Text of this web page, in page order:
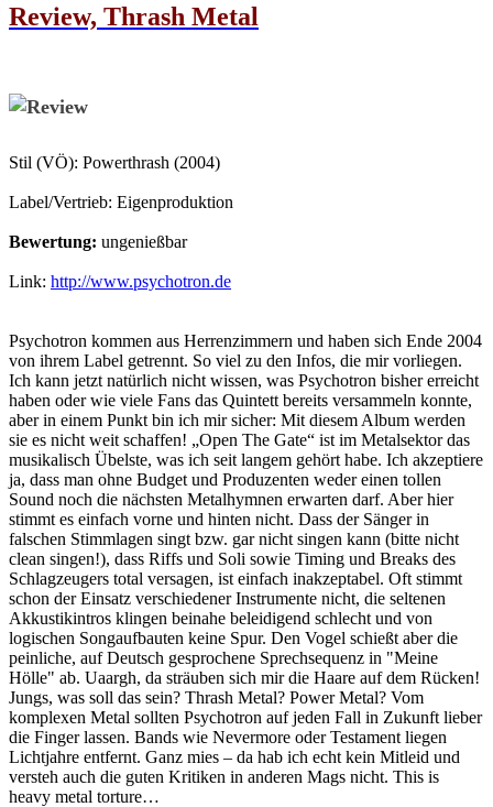
Review, Thrash Metal
Stil (VÖ): Powerthrash (2004)
Label/Vertrieb: Eigenproduktion
Bewertung: ungenießbar
Link: http://www.psychotron.de
Psychotron kommen aus Herrenzimmern und haben sich Ende 2004
von ihrem Label getrennt. So viel zu den Infos, die mir vorliegen.
Ich kann jetzt natürlich nicht wissen, was Psychotron bisher erreicht
haben oder wie viele Fans das Quintett bereits versammeln konnte,
aber in einem Punkt bin ich mir sicher: Mit diesem Album werden
sie es nicht weit schaffen! „Open The Gate“ ist im Metalsektor das
musikalisch Übelste, was ich seit langem gehört habe. Ich akzeptiere
ja, dass man ohne Budget und Produzenten weder einen tollen
Sound noch die nächsten Metalhymnen erwarten darf. Aber hier
stimmt es einfach vorne und hinten nicht. Dass der Sänger in
falschen Stimmlagen singt bzw. gar nicht singen kann (bitte nicht
clean singen!), dass Riffs und Soli sowie Timing und Breaks des
Schlagzeugers total versagen, ist einfach inakzeptabel. Oft stimmt
schon der Einsatz verschiedener Instrumente nicht, die seltenen
Akkustikintros klingen beinahe beleidigend schlecht und von
logischen Songaufbauten keine Spur. Den Vogel schießt aber die
peinliche, auf Deutsch gesprochene Sprechsequenz in "Meine
Hölle" ab. Uaargh, da sträuben sich mir die Haare auf dem Rücken!
Jungs, was soll das sein? Thrash Metal? Power Metal? Vom
komplexen Metal sollten Psychotron auf jeden Fall in Zukunft lieber
die Finger lassen. Bands wie Nevermore oder Testament liegen
Lichtjahre entfernt. Ganz mies – da hab ich echt kein Mitleid und
versteh auch die guten Kritiken in anderen Mags nicht. This is
heavy metal torture…